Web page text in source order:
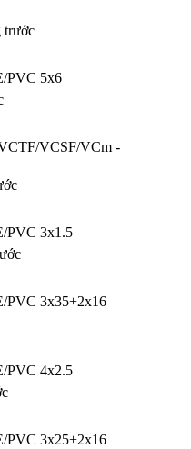
trước
PVC 5x6
VCSF/VCm -
PVC 3x1.5
PVC 3x35+2x16
PVC 4x2.5
PVC 3x25+2x16